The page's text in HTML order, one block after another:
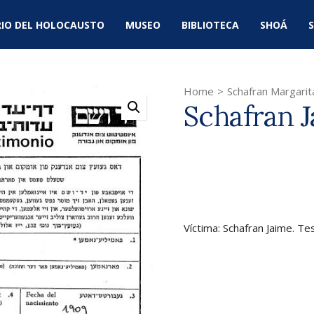
DEL HOLOCAUSTO MUSEO BIBLIOTECA SHOÁ
Home > Schafran
Schafran
Víctima: Schafran Jaime.